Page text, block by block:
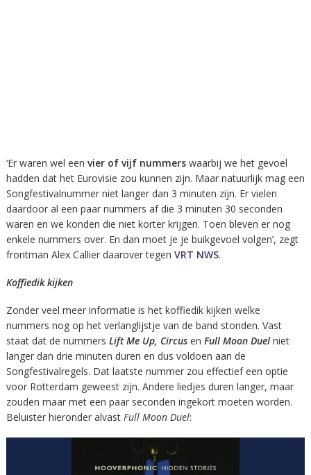
‘Er waren wel een vier of vijf nummerswaarbij we het gevoel
hadden dat het Eurovisie zou kunnen zijn. Maar natuurlijk mag een
Songfestivalnummer niet langer dan 3 minuten zijn. Er vielen
daardoor al een paar nummers af die 3 minuten 30 seconden
waren en we konden die niet korter krijgen. Toen bleven er nog
enkele nummers over. En dan moet je je buikgevoel volgen’, zegt
frontman Alex Callier daarover tegen VRT NWS.
Koffiedik kijken
Zonder veel meer informatie is het koffiedik kijken welke
nummers nog op het verlanglijstje van de band stonden. Vast
staat dat de nummers Lift Me Up, Circus en Full Moon Duelniet
langer dan drie minuten duren en dus voldoen aan de
Songfestivalregels. Dat laatste nummer zou effectief een optie
voor Rotterdam geweest zijn. Andere liedjes duren langer, maar
zouden maar met een paar seconden ingekort moeten worden.
Beluister hieronder alvast Full Moon Duel: